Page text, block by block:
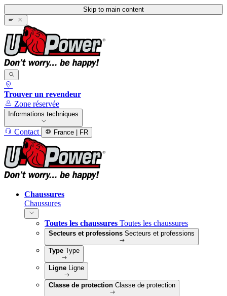
Skip to main content
Trouver un revendeur
Zone réservée
Informations techniques
Contact France | FR
Chaussures
Chaussures
Toutes les chaussures Toutes les chaussures
Secteurs et professions Secteurs et professions
Type Type
Ligne Ligne
Classe de protection Classe de protection